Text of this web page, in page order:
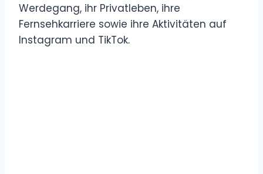
Werdegang, ihr Privatleben, ihre
Fernsehkarriere sowie ihre Aktivitäten auf
Instagram und TikTok.